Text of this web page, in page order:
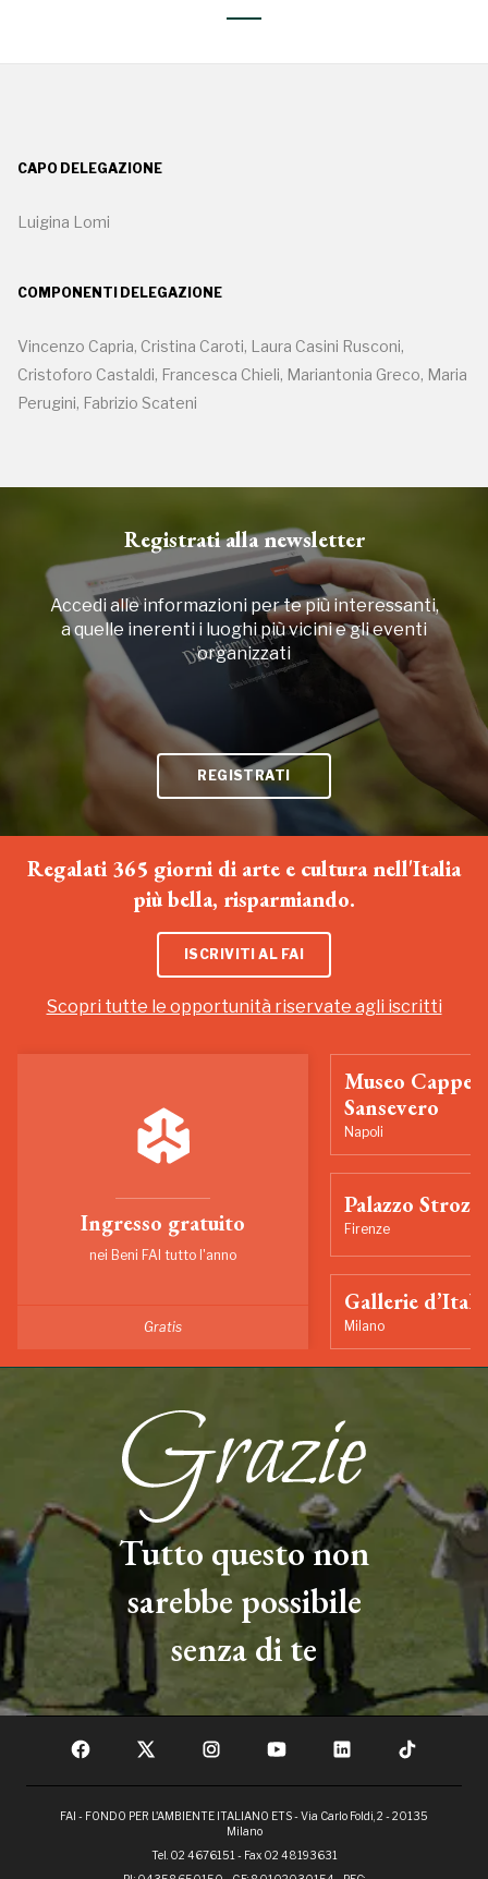
CAPO DELEGAZIONE
Luigina Lomi
COMPONENTI DELEGAZIONE
Vincenzo Capria, Cristina Caroti, Laura Casini Rusconi,
Cristoforo Castaldi, Francesca Chieli, Mariantonia Greco, Maria
Perugini, Fabrizio Scateni
Registrati alla newsletter
Accedi alle informazioni per te più interessanti,
a quelle inerenti i luoghi più vicini e gli eventi
organizzati
REGISTRATI
Regalati 365 giorni di arte e cultura nell'Italia
più bella, risparmiando.
ISCRIVITI AL FAI
Scopri tutte le opportunità riservate agli iscritti
Ingresso gratuito
nei Beni FAI tutto l'anno
Gratis
Museo
Sansevero
Napoli
Palazzo Strozzi
Firenze
Gallerie
Milano
Tutto questo non
sarebbe possibile
senza di te
FAI - FONDO PER L'AMBIENTE ITALIANO ETS - Via Carlo Foldi, 2 - 20135
Milano
Tel. 02 4676151 - Fax 02 48193631